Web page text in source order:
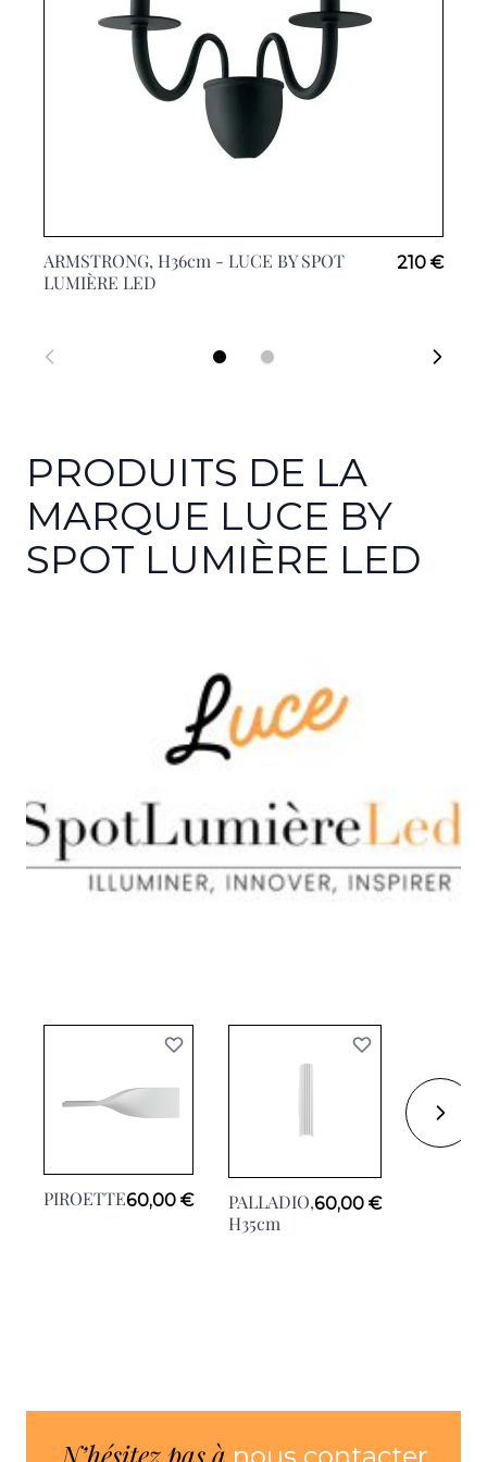
ARMSTRONG, H36cm - LUCE BY SPOT
LUMIÈRE LED
210 €
PRODUITS DE LA
MARQUE LUCE BY
SPOT LUMIÈRE LED
PIROETTE60,00 €
PALLADIO,
H35cm
60,00 €
N’hésitez pas à